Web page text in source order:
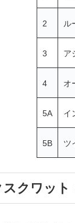
2 ル
3 ア
4 オ
5A イ
5B ツ
クワット